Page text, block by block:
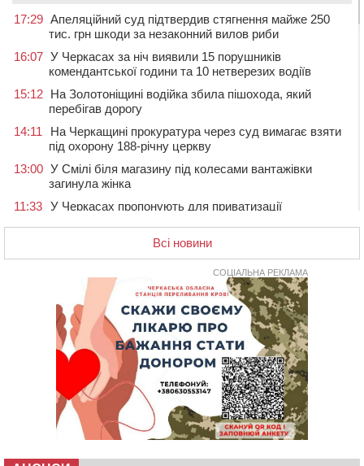
17:29 Апеляційний суд підтвердив стягнення майже 250
тис. грн шкоди за незаконний вилов риби
16:07 У Черкасах за ніч виявили 15 порушників
комендантської години та 10 нетверезих водіїв
15:12 На Золотоніщині водійка збила пішохода, який
перебігав дорогу
14:11
На Черкащині прокуратура через суд вимагає взяти
під охорону 188-річну церкву
13:00 У Смілі біля магазину під колесами вантажівки
загинула жінка
11:33 У Черкасах пропонують для приватизації
Не вистачає стажу для пенсії: як його докупити та що
потрібно знати
У Черкасах виявили низку недоліків у гуртожитку, де
проживають ВПО
07 СЕРПНЯ 2026, П'ЯТНИЦЯ
На Черкащині врятували рідкісного чорного грифа
(ФОТО)
Черкаси виділять близько 20 млн грн на роботу
ліцею “Перспектива” до кінця року
На Уманщині суд припинив право оренди земельних
ділянок, незаконно переданих іноземцем
Всі новини
СОЦІАЛЬНА РЕКЛАМА